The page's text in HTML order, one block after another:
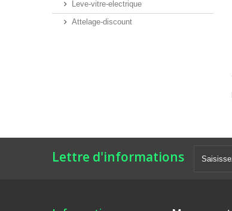
Leve-vitre-electrique
Attelage-discount
Lettre d'informations